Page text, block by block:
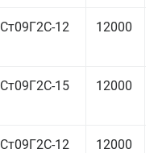
Ст09Г2С-12 12000
Ст09Г2С-15 12000
Ст09Г2С-12 12000